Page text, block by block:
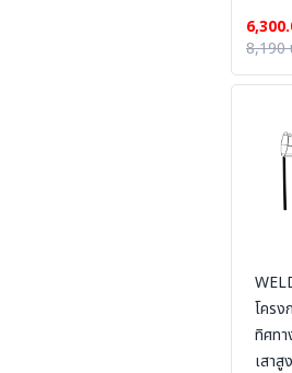
8,190
โครง
ทิศท
เสาสู